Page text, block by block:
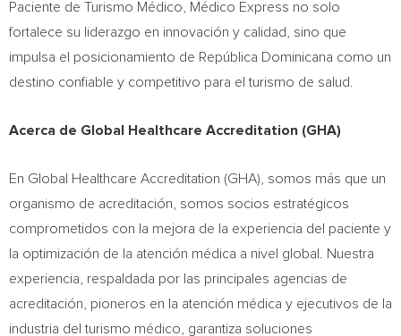
Paciente de Turismo Médico, Médico Express no solo
fortalece su liderazgo en innovación y calidad, sino que
impulsa el posicionamiento de República Dominicana como un
destino confiable y competitivo para el turismo de salud.
Acerca de Global Healthcare Accreditation (GHA)
En Global Healthcare Accreditation (GHA), somos más que un
organismo de acreditación, somos socios estratégicos
comprometidos con la mejora de la experiencia del paciente y
la optimización de la atención médica a nivel global. Nuestra
experiencia, respaldada por las principales agencias de
acreditación, pioneros en la atención médica y ejecutivos de la
industria del turismo médico, garantiza soluciones